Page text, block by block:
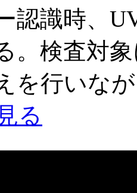
認識時、
。検査対
を行いな
る